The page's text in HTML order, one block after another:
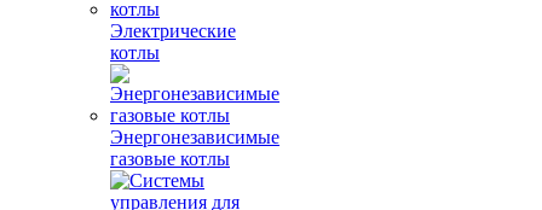
Электрические
котлы
Энергонезависимые
газовые котлы